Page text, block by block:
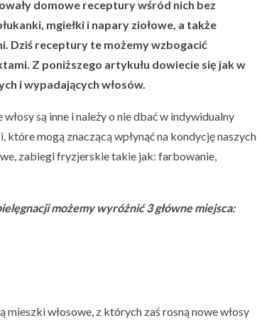
domowe receptury wśród nich bez
mgiełki i napary ziołowe, a także
Dziś receptury te możemy wzbogacić
Z poniższego artykułu dowiecie się jak w
i wypadających włosów.
są inne i należy o nie dbać w indywidualny
mogą znaczącą wpłynąć na kondycję naszych
zabiegi fryzjerskie takie jak: farbowanie,
możemy wyróżnić 3 główne miejsca:
włosowe, z których zaś rosną nowe włosy